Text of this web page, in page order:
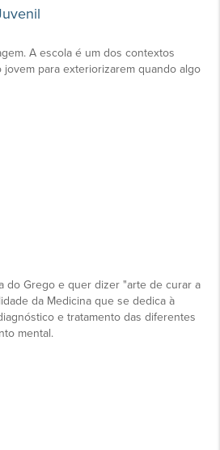
A escola é um dos contextos
para exteriorizarem quando algo
do Grego e quer dizer "arte de curar a
da Medicina que se dedica à
e tratamento das diferentes
mental.